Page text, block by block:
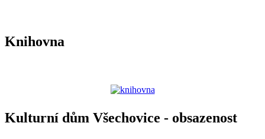
Knihovna
Kulturní dům Všechovice - obsazenost